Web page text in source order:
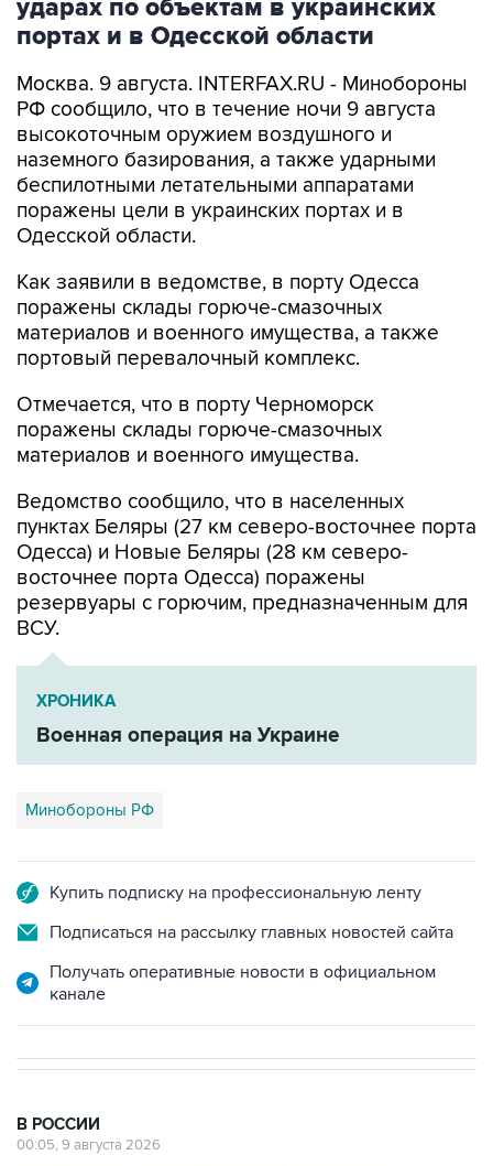
ударах по объектам в украинских
портах и в Одесской области
Москва. 9 августа. INTERFAX.RU - Минобороны
РФ сообщило, что в течение ночи 9 августа
высокоточным оружием воздушного и
наземного базирования, а также ударными
беспилотными летательными аппаратами
поражены цели в украинских портах и в
Одесской области.
Как заявили в ведомстве, в порту Одесса
поражены склады горюче-смазочных
материалов и военного имущества, а также
портовый перевалочный комплекс.
Отмечается, что в порту Черноморск
поражены склады горюче-смазочных
материалов и военного имущества.
Ведомство сообщило, что в населенных
пунктах Беляры (27 км северо-восточнее порта
Одесса) и Новые Беляры (28 км северо-
восточнее порта Одесса) поражены
резервуары с горючим, предназначенным для
ВСУ.
ХРОНИКА
Военная операция на Украине
Минобороны РФ
Купить подписку на профессиональную ленту
Подписаться на рассылку главных новостей сайта
Получать оперативные новости в официальном
канале
В РОССИИ
00:05, 9 августа 2026